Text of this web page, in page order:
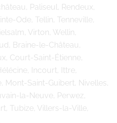
Paliseul, Rendeux,
Ode, Tellin, Tenneville,
Virton, Wellin,
Braine-le-Château,
Court-Saint-Étienne,
Incourt, Ittre,
Mont-Saint-Guibert, Nivelles,
la-Neuve, Perwez,
Tubize, Villers-la-Ville,